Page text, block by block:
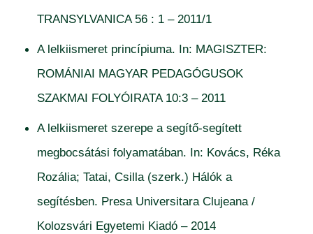
TRANSYLVANICA 56 : 1 – 2011/1
A lelkiismeret princípiuma. In: MAGISZTER:
ROMÁNIAI MAGYAR PEDAGÓGUSOK
SZAKMAI FOLYÓIRATA 10:3 – 2011
A lelkiismeret szerepe a segítő-segített
megbocsátási folyamatában. In: Kovács, Réka
Rozália; Tatai, Csilla (szerk.) Hálók a
segítésben. Presa Universitara Clujeana /
Kolozsvári Egyetemi Kiadó – 2014